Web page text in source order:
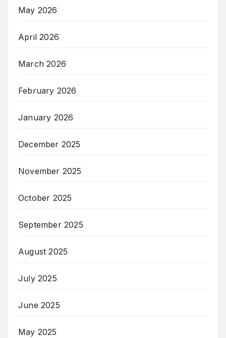
May 2026
April 2026
March 2026
February 2026
January 2026
December 2025
November 2025
October 2025
September 2025
August 2025
July 2025
June 2025
May 2025